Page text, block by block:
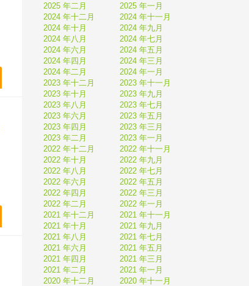
2025 年二月
2025 年一月
2024 年十二月
2024 年十一月
2024 年十月
2024 年九月
2024 年八月
2024 年七月
2024 年六月
2024 年五月
2024 年四月
2024 年三月
2024 年二月
2024 年一月
2023 年十二月
2023 年十一月
2023 年十月
2023 年九月
2023 年八月
2023 年七月
2023 年六月
2023 年五月
2023 年四月
2023 年三月
2023 年二月
2023 年一月
2022 年十二月
2022 年十一月
2022 年十月
2022 年九月
2022 年八月
2022 年七月
2022 年六月
2022 年五月
2022 年四月
2022 年三月
2022 年二月
2022 年一月
2021 年十二月
2021 年十一月
2021 年十月
2021 年九月
2021 年八月
2021 年七月
2021 年六月
2021 年五月
2021 年四月
2021 年三月
2021 年二月
2021 年一月
2020 年十二月
2020 年十一月